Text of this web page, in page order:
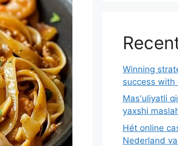
Winning
success with
Mas'uliyatli
yaxshi
Hét online
Nederland